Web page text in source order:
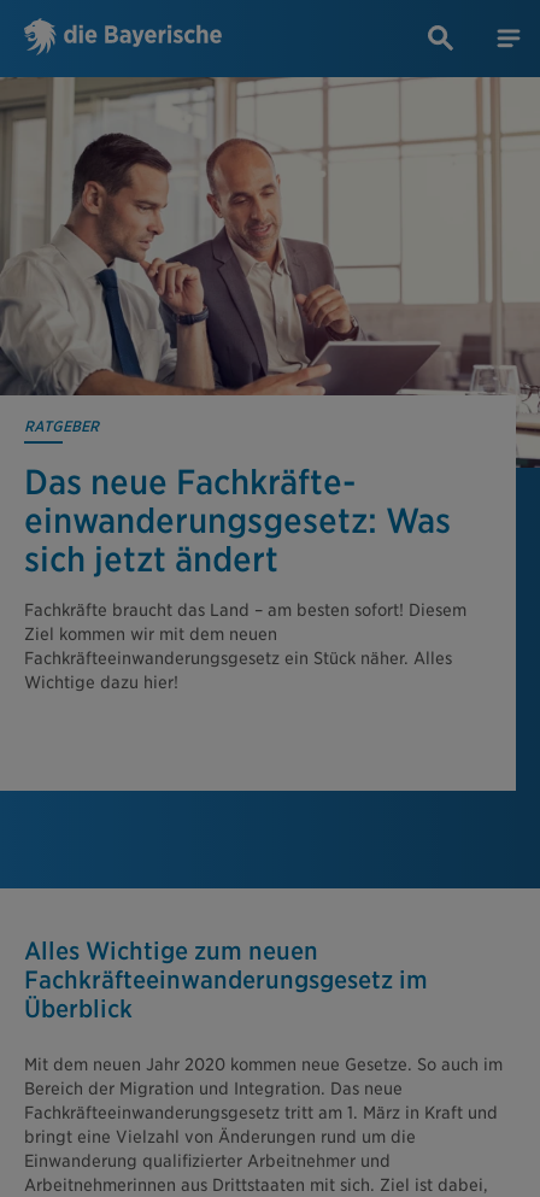
RATGEBER
Das neue Fachkräfte­
einwanderungs­gesetz: Was
sich jetzt ändert
Fachkräfte braucht das Land – am besten sofort! Diesem
Ziel kommen wir mit dem neuen
Fachkräfteeinwanderungsgesetz ein Stück näher. Alles
Wichtige dazu hier!
Alles Wichtige zum neuen
Fachkräfteeinwanderungsgesetz im
Überblick
Mit dem neuen Jahr 2020 kommen neue Gesetze. So auch im
Bereich der Migration und Integration. Das neue
Fachkräfteeinwanderungsgesetz tritt am 1. März in Kraft und
bringt eine Vielzahl von Änderungen rund um die
Einwanderung qualifizierter Arbeitnehmer und
Arbeitnehmerinnen aus Drittstaaten mit sich. Ziel ist dabei,